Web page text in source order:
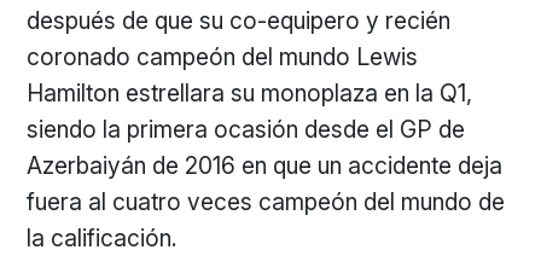
después de que su co-equipero y recién
coronado campeón del mundo Lewis
Hamilton estrellara su monoplaza en la Q1,
siendo la primera ocasión desde el GP de
Azerbaiyán de 2016 en que un accidente deja
fuera al cuatro veces campeón del mundo de
la calificación.